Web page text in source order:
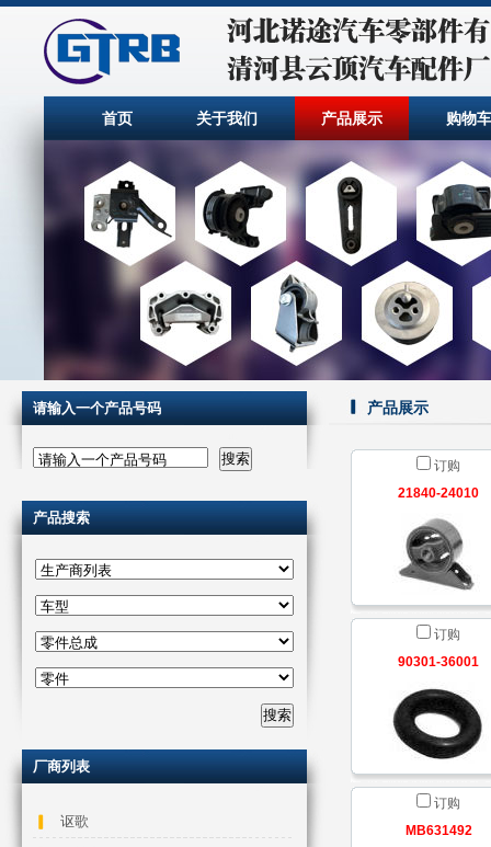
首页 关于我们 产品展示 购物车
产品展示
订购
21840-24010
订购
90301-36001
订购
MB631492
请输入一个产品号码
请输入一个产品号码
产品搜索
厂商列表
讴歌